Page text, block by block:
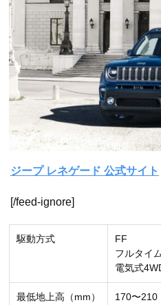
ジープ レネゲード 公式サイト
[/feed-ignore]
駆動方式
FF
フルタイ
電気式
最低地上高（mm） 170〜210